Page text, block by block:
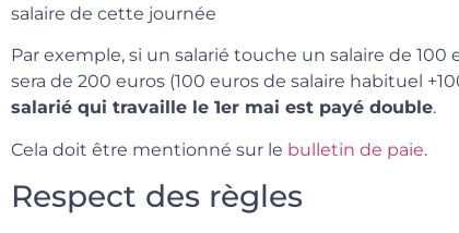
salaire de cette journée
Par exemple, si un salarié touche un salaire de 100
sera de 200 euros (100 euros de salaire habituel
salarié qui travaille le 1er mai est payé double.
Cela doit être mentionné sur le bulletin de paie.
Respect des règles